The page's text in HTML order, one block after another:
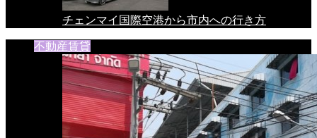
チェンマイ国際空港から市内への行き方
不動産賃貸